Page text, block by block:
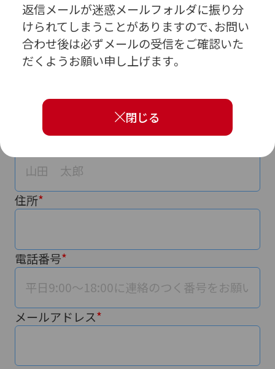
返信メールが迷惑メールフォルダに振り分
けられてしまうことがありますので、お問い
合わせ後は必ずメールの受信をご確認いた
だくようお願い申し上げます。
閉じる
まずはお客様の基本情報をお聞かせください
は入力必須項目です。
住所
電話番号
メールアドレス
①ご契約中の駐車場の詳細ページを開きます
②ページ中ほどの各種ボタンを押します